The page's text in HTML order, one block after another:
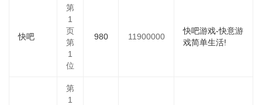
快吧
第
1
页
第
1
位
980 11900000
快吧游戏-快意游
戏简单生活!
第
1